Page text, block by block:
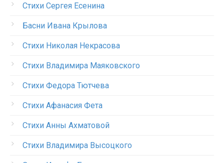
Стихи Сергея Есенина
Басни Ивана Крылова
Стихи Николая Некрасова
Стихи Владимира Маяковского
Стихи Федора Тютчева
Стихи Афанасия Фета
Стихи Анны Ахматовой
Стихи Владимира Высоцкого